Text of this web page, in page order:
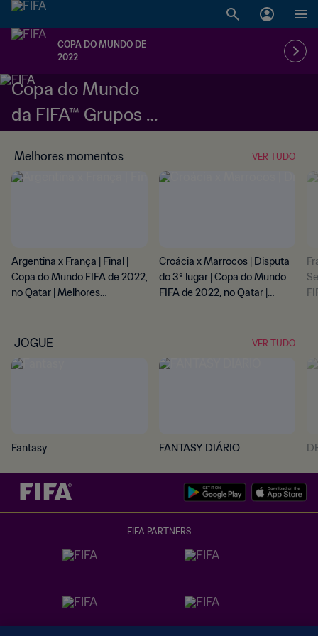
COPA DO MUNDO DE
2022
Copa do Mundo
da FIFA™ Grupos e
Melhores momentos VER TUDO
Argentina x França | Final |
Copa do Mundo FIFA de 2022,
no Qatar | Melhores
Croácia x Marrocos | Disputa
do 3º lugar | Copa do Mundo
FIFA de 2022, no Qatar |
JOGUE VER TUDO
Fantasy FANTASY DIÁRIO
FIFA PARTNERS